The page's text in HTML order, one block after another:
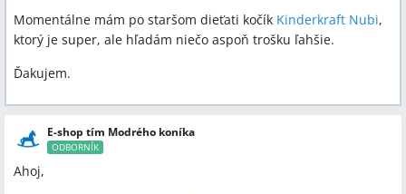
Momentálne mám po staršom dieťati kočík Kinderkraft Nubi,
ktorý je super, ale hľadám niečo aspoň trošku ľahšie.
Ďakujem.
E-shop tím Modrého koníka
ODBORNÍK
Ahoj,